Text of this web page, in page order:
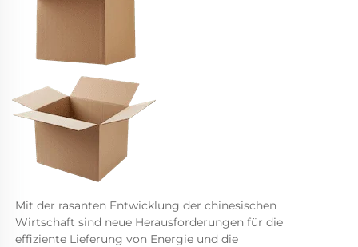
Mit der rasanten Entwicklung der chinesischen
Wirtschaft sind neue Herausforderungen für die
effiziente Lieferung von Energie und die